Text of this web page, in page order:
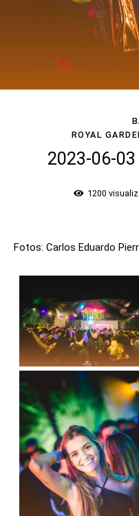
ROYAL
2023-06-03
1200
Fotos: Carlos Eduardo